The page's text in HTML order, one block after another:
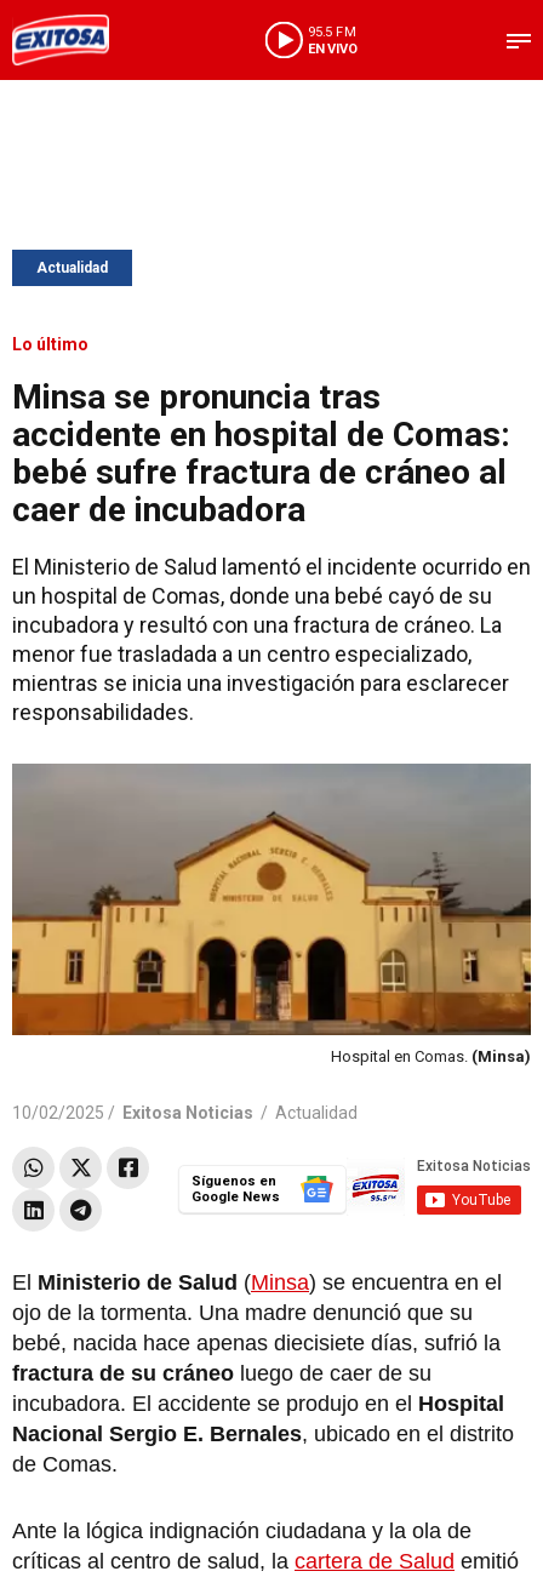
95.5 FM
EN VIVO
Actualidad
Lo último
Minsa se pronuncia tras
accidente en hospital de Comas:
bebé sufre fractura de cráneo al
caer de incubadora
El Ministerio de Salud lamentó el incidente ocurrido en
un hospital de Comas, donde una bebé cayó de su
incubadora y resultó con una fractura de cráneo. La
menor fue trasladada a un centro especializado,
mientras se inicia una investigación para esclarecer
responsabilidades.
Hospital en Comas. (Minsa)
10/02/2025 / Exitosa Noticias / Actualidad
Síguenos en
Google News
El Ministerio de Salud (Minsa) se encuentra en el
ojo de la tormenta. Una madre denunció que su
bebé, nacida hace apenas diecisiete días, sufrió la
fractura de su cráneo luego de caer de su
incubadora. El accidente se produjo en el Hospital
Nacional Sergio E. Bernales, ubicado en el distrito
de Comas.
Ante la lógica indignación ciudadana y la ola de
críticas al centro de salud, la cartera de Salud emitió